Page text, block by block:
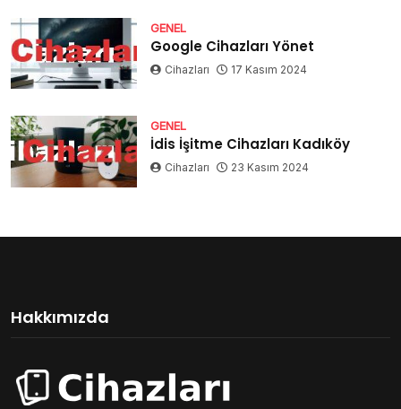
GENEL
Google Cihazları Yönet
Cihazları 17 Kasım 2024
GENEL
İdis İşitme Cihazları Kadıköy
Cihazları 23 Kasım 2024
Hakkımızda